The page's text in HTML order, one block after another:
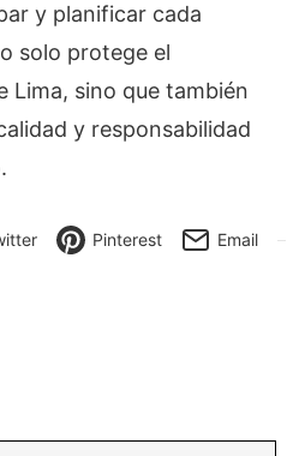
y planificar cada
solo protege el
Lima, sino que también
y responsabilidad
Pinterest Email